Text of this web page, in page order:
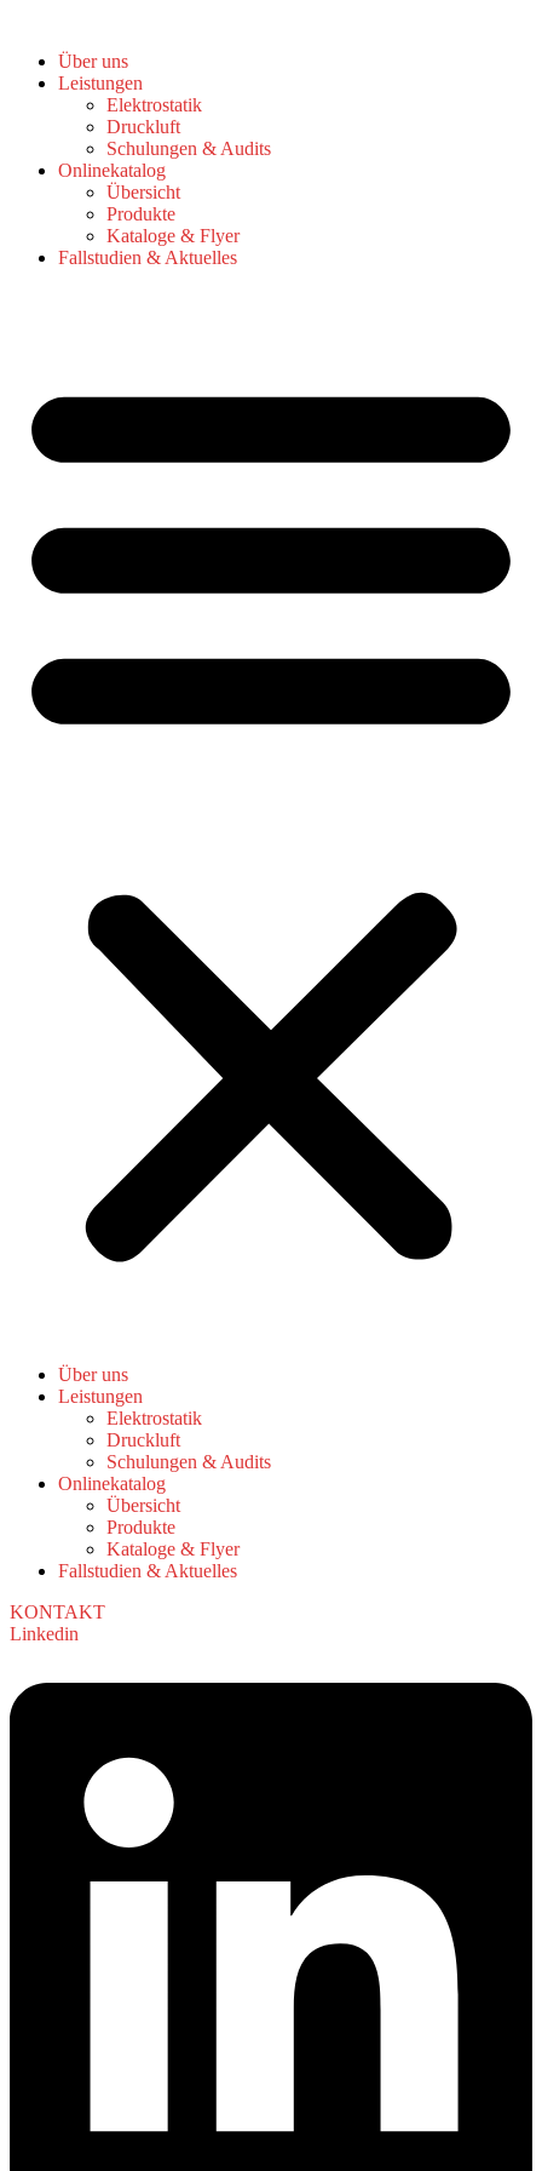
springenÜber uns
Leistungen
Elektrostatik
Druckluft
Schulungen & Audits
Onlinekatalog
Übersicht
Produkte
Kataloge & Flyer
Fallstudien & Aktuelles
Über uns
Leistungen
Elektrostatik
Druckluft
Schulungen & Audits
Onlinekatalog
Übersicht
Produkte
Kataloge & Flyer
Fallstudien & Aktuelles
KONTAKT
Linkedin